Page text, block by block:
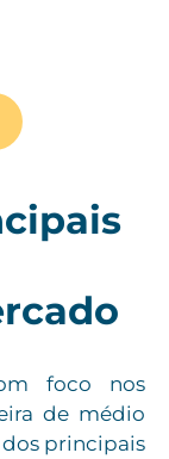
foco nos
de médio
dos principais